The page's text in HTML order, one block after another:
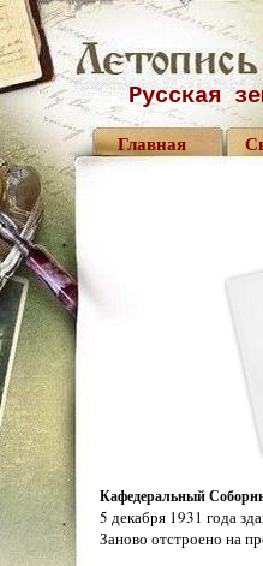
Русская
Главная
Кафедеральный
5 декабря 1931 года
Заново отстроено на